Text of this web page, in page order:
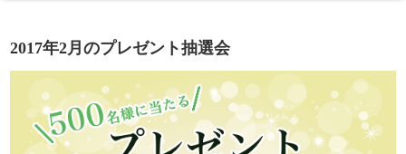
2017年2月のプレゼント抽選会